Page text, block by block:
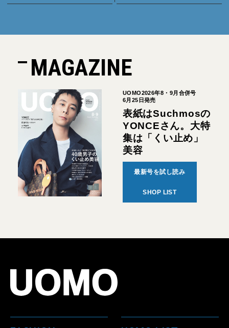
MAGAZINE
UOMO2026年8・9月合併号
6月25日発売
表紙はSuchmosの
YONCEさん。大特
集は「くい止め」
美容
最新号を試し読み
SHOP LIST